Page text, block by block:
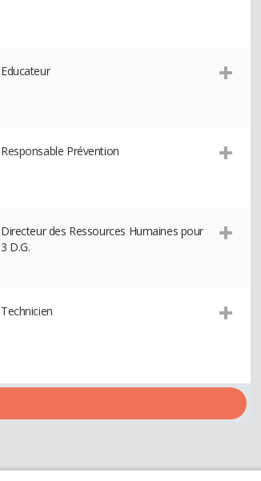
Educateur
Responsable Prévention
Directeur des Ressources Humaines pour
3 D.G.
Technicien